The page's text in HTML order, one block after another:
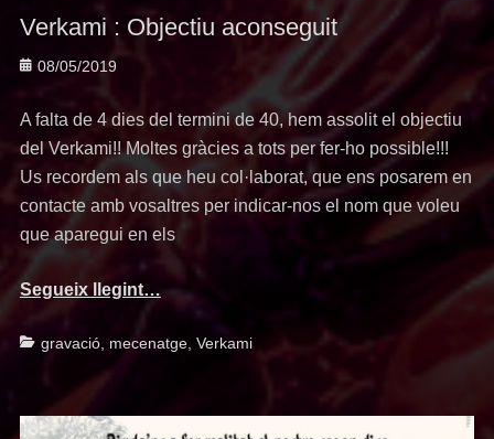
Verkami : Objectiu aconseguit
Posted
on
08/05/2019
A falta de 4 dies del termini de 40, hem assolit el objectiu
del Verkami!! Moltes gràcies a tots per fer-ho possible!!!
Us recordem als que heu col·laborat, que ens posarem en
contacte amb vosaltres per indicar-nos el nom que voleu
que aparegui en els
Segueix llegint…
Categories
gravació, mecenatge, Verkami